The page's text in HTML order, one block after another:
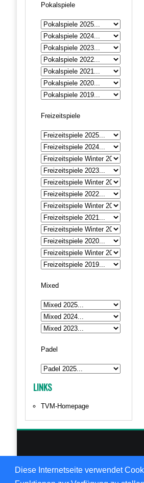
Diese Internetseite verwendet
Pokalspiele
Freizeitspiele
Mixed
Padel
LINKS
TVM-Homepage